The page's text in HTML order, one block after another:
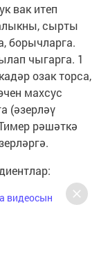
вак итеп
сырты
борычларга.
чыгарга. 1
озак торса,
махсус
(әзерләү
рәшәткә
видеосын